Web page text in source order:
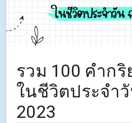
รวม 100 คำกริ
ในชีวิตประจำ
2023